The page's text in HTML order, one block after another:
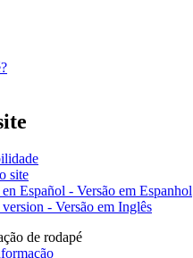
site
Español - Versão em Espanhol
- Versão em Inglês
de rodapé